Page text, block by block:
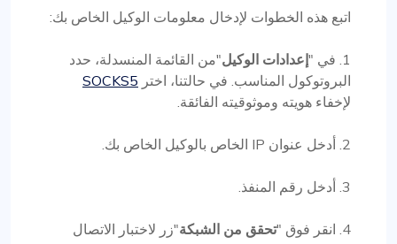
اتبع هذه الخطوات لإدخال معلومات الوكيل الخاص بك:
1. في " إعدادات الوكيل"من القائمة المنسدلة، حدد
البروتوكول المناسب. في حالتنا، اختر SOCKS5
لإخفاء هويته وموثوقيته الفائقة.
2. أدخل عنوان IP الخاص بالوكيل الخاص بك.
3. أدخل رقم المنفذ.
4. انقر فوق " تحقق من الشبكة"زر لاختبار الاتصال